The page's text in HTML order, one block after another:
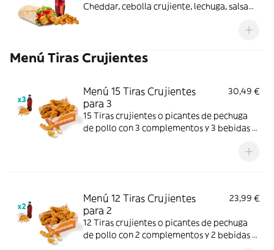
Cheddar, cebolla crujiente, lechuga, salsa
Menú Tiras Crujientes
Menú 15 Tiras Crujientes
para 3
30,49 €
15 Tiras crujientes o picantes de pechuga
de pollo con 3 complementos y 3 bebidas a
Menú 12 Tiras Crujientes
para 2
23,99 €
12 Tiras crujientes o picantes de pechuga
de pollo con 2 complementos y 2 bebidas a